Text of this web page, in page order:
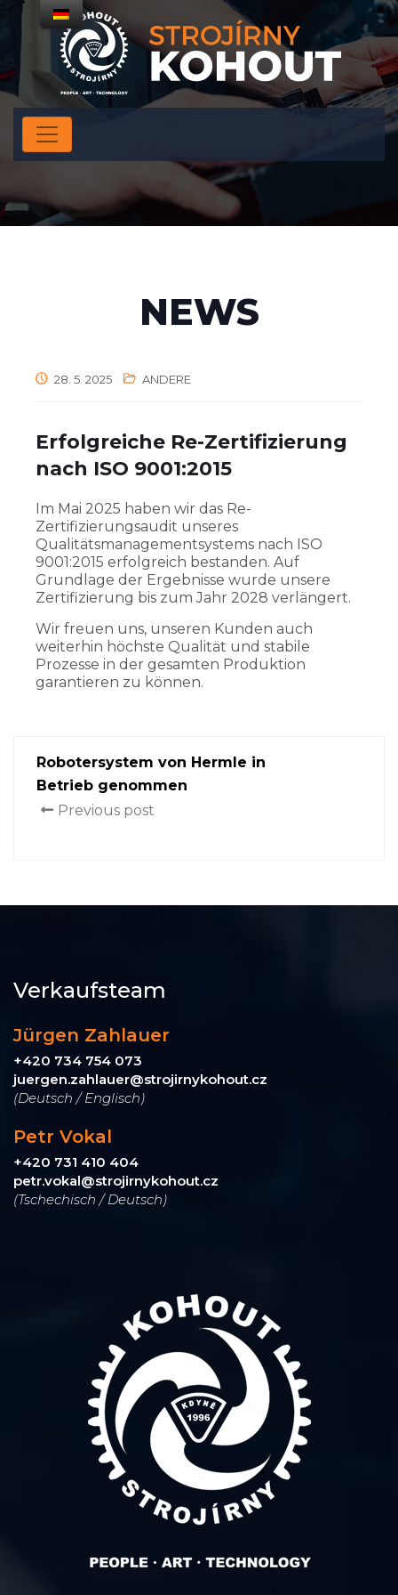
NEWS
28. 5. 2025 ANDERE
Erfolgreiche Re-Zertifizierung
nach ISO 9001:2015
Im Mai 2025 haben wir das Re-
Zertifizierungsaudit unseres
Qualitätsmanagementsystems nach ISO
9001:2015 erfolgreich bestanden. Auf
Grundlage der Ergebnisse wurde unsere
Zertifizierung bis zum Jahr 2028 verlängert.
Wir freuen uns, unseren Kunden auch
weiterhin höchste Qualität und stabile
Prozesse in der gesamten Produktion
garantieren zu können.
Robotersystem von Hermle in
Betrieb genommen
Previous post
Verkaufsteam
Jürgen Zahlauer
+420 734 754 073
juergen.zahlauer@strojirnykohout.cz
(Deutsch / Englisch)
Petr Vokal
+420 731 410 404
petr.vokal@strojirnykohout.cz
(Tschechisch / Deutsch)